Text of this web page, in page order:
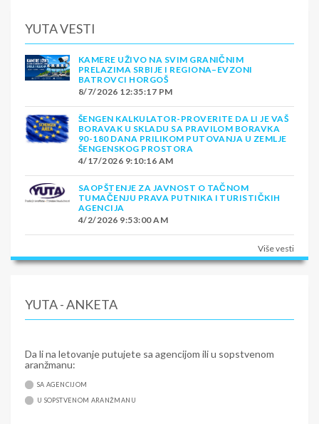
YUTA VESTI
KAMERE UŽIVO NA SVIM GRANIČNIM
PRELAZIMA SRBIJE I REGIONA–EVZONI
BATROVCI HORGOŠ
8/7/2026 12:35:17 PM
ŠENGEN KALKULATOR-PROVERITE DA LI JE VAŠ
BORAVAK U SKLADU SA PRAVILOM BORAVKA
90-180 DANA PRILIKOM PUTOVANJA U ZEMLJE
ŠENGENSKOG PROSTORA
4/17/2026 9:10:16 AM
SAOPŠTENJE ZA JAVNOST O TAČNOM
TUMAČENJU PRAVA PUTNIKA I TURISTIČKIH
AGENCIJA
4/2/2026 9:53:00 AM
Više vesti
YUTA - ANKETA
Da li na letovanje putujete sa agencijom ili u sopstvenom
aranžmanu:
SA AGENCIJOM
U SOPSTVENOM ARANŽMANU